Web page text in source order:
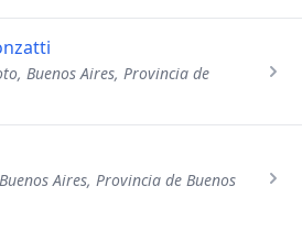
Buenos Aires, Provincia de
Aires, Provincia de Buenos